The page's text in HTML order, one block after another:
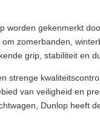
worden gekenmerkt
zomerbanden,
grip, stabiliteit en
strenge
van veiligheid en
Dunlop heeft